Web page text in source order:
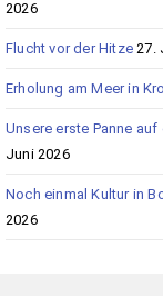
2026
Flucht vor der Hitze 27.
Erholung am Meer in
Unsere erste Panne
Juni 2026
Noch einmal Kultur in
2026